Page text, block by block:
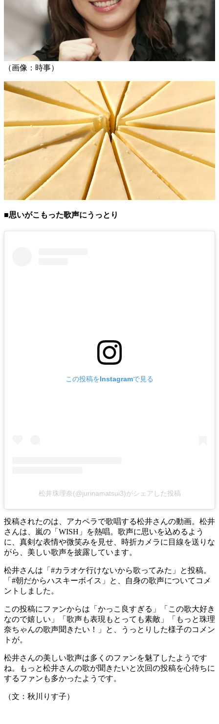
（画像：時事）
■思いがこもった歌声にうっとり
この投稿をInstagramで見る
松井珠理奈(@jurinamatsui3)がシェアした投稿
投稿されたのは、アカペラで歌唱する松井さんの動画。松井
さんは、嵐の「WISH」を熱唱。歌声に思いを込めるよう
に、真剣な表情や微笑みを見せ、時折カメラに目線を送りな
がら、美しい歌声を披露しています。
松井さんは「#カラオケ行けないから歌ってみた」と投稿。
「#朝だからハスキーボイス」と、自身の歌声についてコメ
ントしました。
この投稿にファンからは「かっこ良すぎる」「この歌大好き
なので嬉しい」「歌声も表現もとっても素敵」「もっと珠理
奈ちゃんの歌声聞きたい！」と、うっとりした様子のコメン
トが。
松井さんの美しい歌声は多くのファンを魅了したようです
ね。もっと松井さんの歌が聞きたいと次回の投稿を心待ちに
するファンも多かったようです。
（文：秋川りす子）